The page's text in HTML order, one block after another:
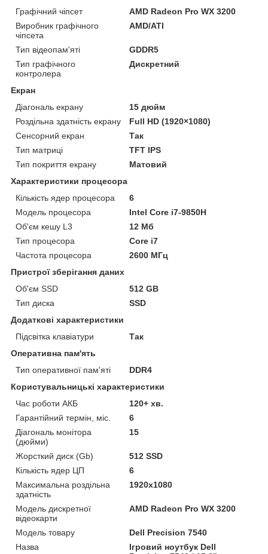
Графічний чіпсет
AMD Radeon Pro WX 3200
Виробник графічного
чіпсета
AMD/ATI
Тип відеопам'яті
GDDR5
Тип графічного
контролера
Дискретний
Екран
Діагональ екрану
15 дюйм
Роздільна здатність екрану
Full HD (1920×1080)
Сенсорний екран
Так
Тип матриці
TFT IPS
Тип покриття екрану
Матовий
Характеристики процесора
Кількість ядер процесора
6
Модель процесора
Intel Core i7-9850H
Об'єм кешу L3
12 Мб
Тип процесора
Core i7
Частота процесора
2600 МГц
Пристрої зберігання даних
Об'єм SSD
512 GB
Тип диска
SSD
Додаткові характеристики
Підсвітка клавіатури
Так
Оперативна пам'ять
Тип оперативної пам'яті
DDR4
Користувальницькі характеристики
Час роботи АКБ
120+ хв.
Гарантійний термін, міс.
6
Діагональ монітора
(дюйми)
15
Жорсткий диск (Gb)
512 SSD
Кількість ядер ЦП
6
Максимальна роздільна
здатність
1920x1080
Модель дискретної
відеокарти
AMD Radeon Pro WX 3200
Модель товару
Dell Precision 7540
Назва
Ігровий ноутбук Dell